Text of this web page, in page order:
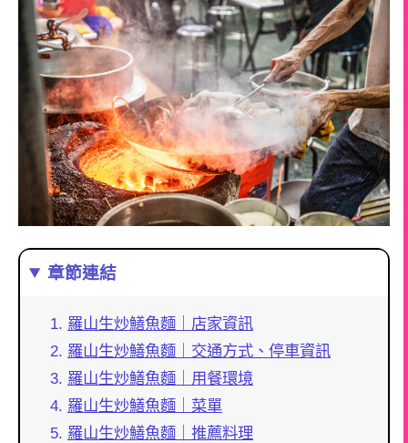
章節連結
羅山生炒鱔魚麵｜店家資訊
羅山生炒鱔魚麵｜交通方式、停車資訊
羅山生炒鱔魚麵｜用餐環境
羅山生炒鱔魚麵｜菜單
羅山生炒鱔魚麵｜推薦料理